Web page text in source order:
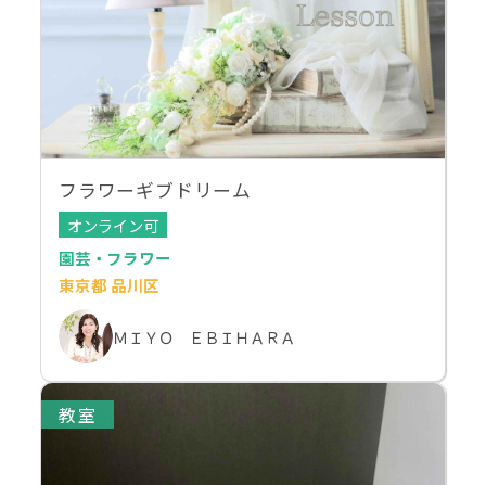
フラワーギブドリーム
オンライン可
園芸・フラワー
東京都 品川区
ＭＩＹＯ ＥＢＩＨＡＲＡ
教室